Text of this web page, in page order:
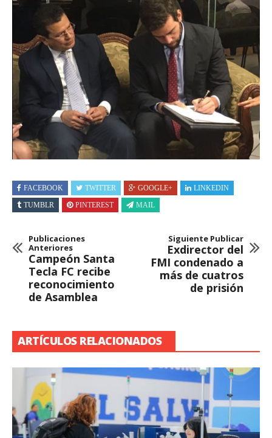
FACEBOOK TWITTER GOOGLE+
LINKEDIN
TUMBLR
PINTEREST MAIL
Publicaciones
Anteriores
Campeón Santa
Tecla FC recibe
reconocimiento
de Asamblea
Siguiente Publicar
Exdirector del
FMI condenado a
más de cuatros
de prisión
ARTÍCULOS RELACIONADOS